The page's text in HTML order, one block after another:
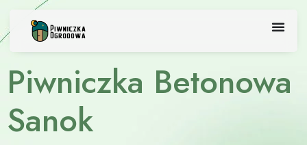
content
Piwniczka Betonowa
Sanok